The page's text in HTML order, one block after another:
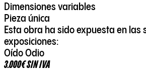
Dimensiones variables
Pieza única
Esta obra ha sido expuesta en las
exposiciones:
Oído Odio
3.000€ SIN IVA